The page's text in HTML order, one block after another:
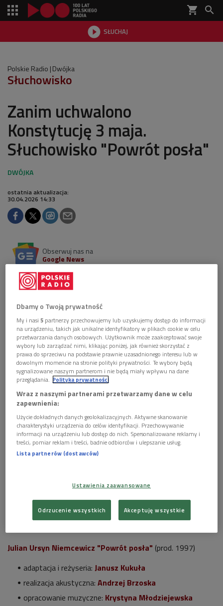
shopping_cart 
 SŁUCHAJ

Polskie Radio Dwójka
Słuchowisko
Zanim uchwalono
Konstytucję 3 maja.
Słuchowisko "Powrót posła"
ostatnia aktualizacja:
30.04.2026 14:33
Obserwuj nas na
Google News
Słuchowisko na podstawie komedii "Powrót posła"
Juliana Ursyna Niemcewicza przypomina, że spory o
równie aktualne. Napisany w ogniu debat Sejmu
Czteroletniego tekst to błyskotliwa, polityczna
komedia o starciu reformatorów z obrońcami
starego porządku.
Foto: Piotr Podlewski / Polskie Radio
Julian Ursyn Niemcewicz "Powrót posła" (prod. 1997)
adaptacja i reżyseria: Janusz Kukuła
realizacja akustyczna: Andrzej Brzoska
opracowanie muzyczne: Krystyna Młodziejewska
Dbamy o Twoją prywatność
My i nasi5 partnerzy przechowujemy lub uzyskujemy dostęp do informacji
na urządzeniu, takich jak unikalne identyfikatory w plikach cookie w celu
przetwarzania danych osobowych. Użytkownik może zaakceptować swoje
wybory lub zarządzać nimi, klikając poniżej, jak również skorzystać z
prawa do sprzeciwu na podstawie prawnie uzasadnionego interesu lub w
dowolnym momencie na stronie polityki prywatności. Te wybory będą
sygnalizowane naszym partnerom i nie będą miały wpływu na dane
przeglądania. Polityka prywatności
Wraz z naszymi partnerami przetwarzamy dane w celu
zapewnienia:
Użycie dokładnych danych geolokalizacyjnych. Aktywne skanowanie
charakterystyki urządzenia do celów identyfikacji. Przechowywanie
informacji na urządzeniu lub dostęp do nich. Spersonalizowane reklamy i
treści, pomiar reklam i treści, badnie odbiorców i ulepszanie usług.
Lista partnerów (dostawców)
Ustawienia zaawansowane
Odrzucenie wszystkich Akceptuję wszystkie